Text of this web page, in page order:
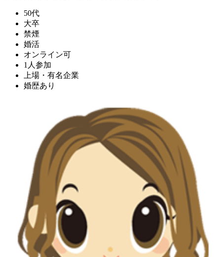
50代
大卒
禁煙
婚活
オンライン可
1人参加
上場・有名企業
婚歴あり